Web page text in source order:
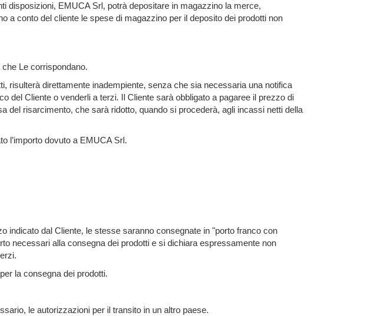
disposizioni, EMUCA Srl, potrà depositare in magazzino la merce,
a conto del cliente le spese di magazzino per il deposito dei prodotti non
Le corrispondano.
risulterà direttamente inadempiente, senza che sia necessaria una notifica
del Cliente o venderli a terzi. Il Cliente sarà obbligato a pagaree il prezzo di
del risarcimento, che sarà ridotto, quando si procederà, agli incassi netti della
l’importo dovuto a EMUCA Srl.
indicato dal Cliente, le stesse saranno consegnate in "porto franco con
necessari alla consegna dei prodotti e si dichiara espressamente non
la consegna dei prodotti.
le autorizzazioni per il transito in un altro paese.